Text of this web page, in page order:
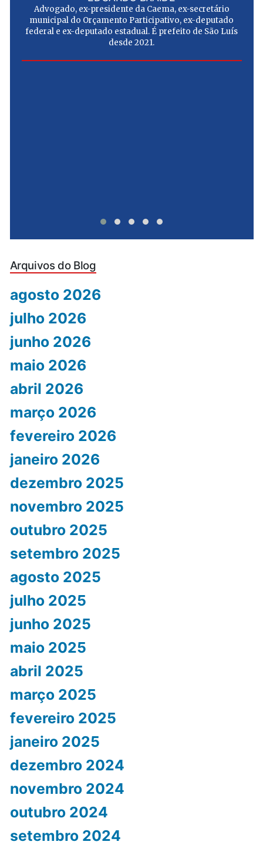
Advogado, ex-presidente da Caema, ex-secretário
municipal do Orçamento Participativo, ex-deputado
federal e ex-deputado estadual. É prefeito de São Luís
desde 2021.
Arquivos do Blog
agosto 2026
julho 2026
junho 2026
maio 2026
abril 2026
março 2026
fevereiro 2026
janeiro 2026
dezembro 2025
novembro 2025
outubro 2025
setembro 2025
agosto 2025
julho 2025
junho 2025
maio 2025
abril 2025
março 2025
fevereiro 2025
janeiro 2025
dezembro 2024
novembro 2024
outubro 2024
setembro 2024